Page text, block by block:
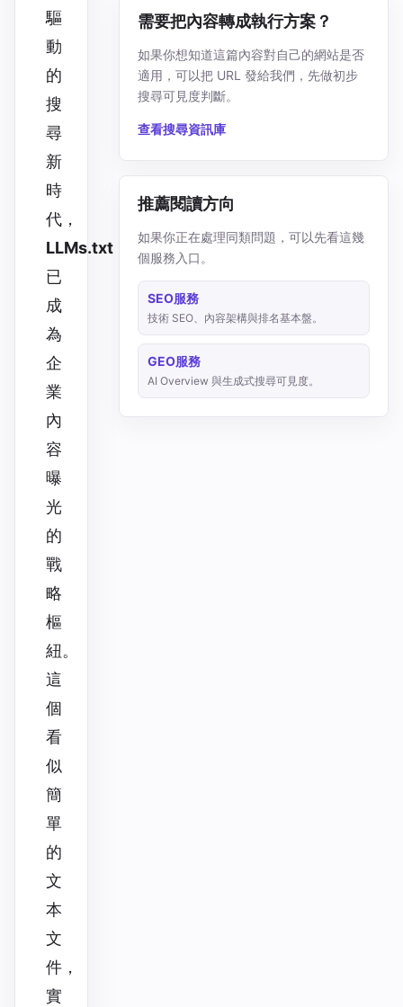
驅
動
的
搜
尋
新
時
代，
LLMs.txt
已
成
為
企
業
內
容
曝
光
的
戰
略
樞
紐。
這
個
看
似
簡
單
的
文
本
文
件，
實
需要把內容轉成執行方案？
如果你想知道這篇內容對自己的網站是否
適用，可以把 URL 發給我們，先做初步
搜尋可見度判斷。
查看搜尋資訊庫
推薦閱讀方向
如果你正在處理同類問題，可以先看這幾
個服務入口。
SEO服務
技術 SEO、內容架構與排名基本盤。
GEO服務
AI Overview 與生成式搜尋可見度。